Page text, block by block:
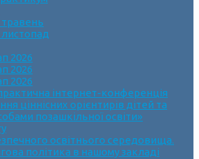
травень
листопад
2026
2026
2026
інтернет-конференція
ціннісних орієнтирів дітей та
позашкільної освіти»
освітнього середовища.
політика в нашому закладі